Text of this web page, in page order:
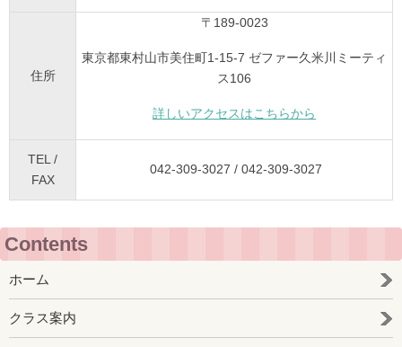
住所
〒189-0023
東京都東村山市美住町1-15-7 ゼファー久米川ミーティ
ス106
詳しいアクセスはこちらから
TEL /
FAX
042-309-3027 / 042-309-3027
Contents
ホーム
クラス案内